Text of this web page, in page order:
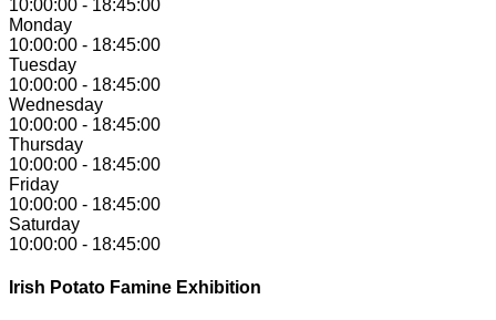
10:00:00 - 18:45:00
Monday
10:00:00 - 18:45:00
Tuesday
10:00:00 - 18:45:00
Wednesday
10:00:00 - 18:45:00
Thursday
10:00:00 - 18:45:00
Friday
10:00:00 - 18:45:00
Saturday
10:00:00 - 18:45:00
Irish Potato Famine Exhibition